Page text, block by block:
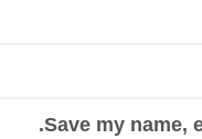
Save my name,